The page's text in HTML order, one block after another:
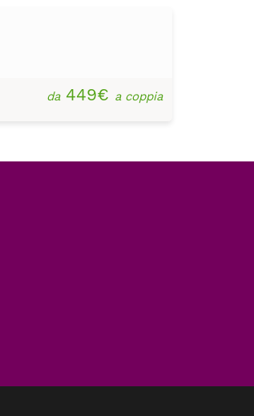
da449€ a coppia